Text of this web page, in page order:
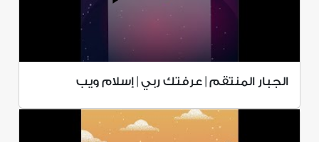
الجبار المنتقم | عرفتك ربي | إسلام ويب